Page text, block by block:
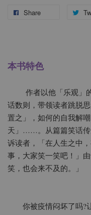
Share
本书特色
作者以他「乐观」的
话数则，带领读者跳脱
置之」，如何的自我解
天」……。从篇篇笑话传
诉读者，「在人生之中
事，大家笑一笑吧！」
笑，也会来不及的。」
你被疫情闷坏了吗?